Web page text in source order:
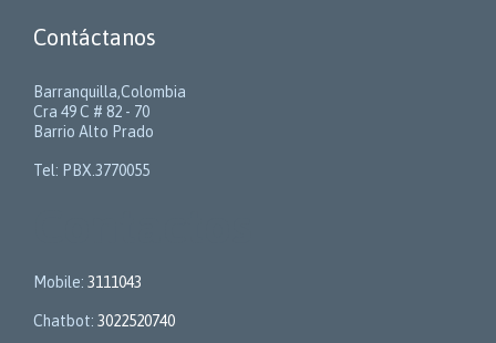
Contáctanos
Barranquilla,Colombia
Cra 49 C # 82 - 70
Barrio Alto Prado
Tel: PBX.3770055
Mobile: 3111043
Chatbot: 3022520740